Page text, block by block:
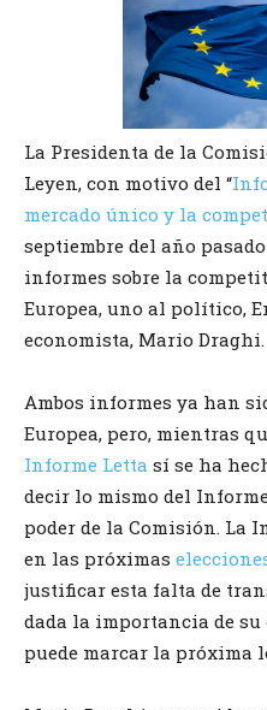
La Presidenta de la
Leyen, con motivo del “
mercado único y la
septiembre del año
informes sobre la
Europea, uno al político,
economista, Mario Draghi.
Ambos informes ya han
Europea, pero, mientras
Informe Letta sí se ha
decir lo mismo del
poder de la Comisión. La
en las próximas
justificar esta falta de
dada la importancia de
puede marcar la próxima